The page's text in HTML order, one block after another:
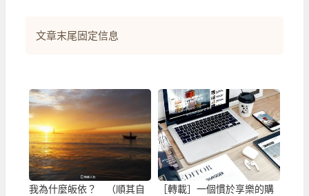
文章末尾固定信息
我為什麼皈依？ （順其自
［轉載］一個慣於享樂的購